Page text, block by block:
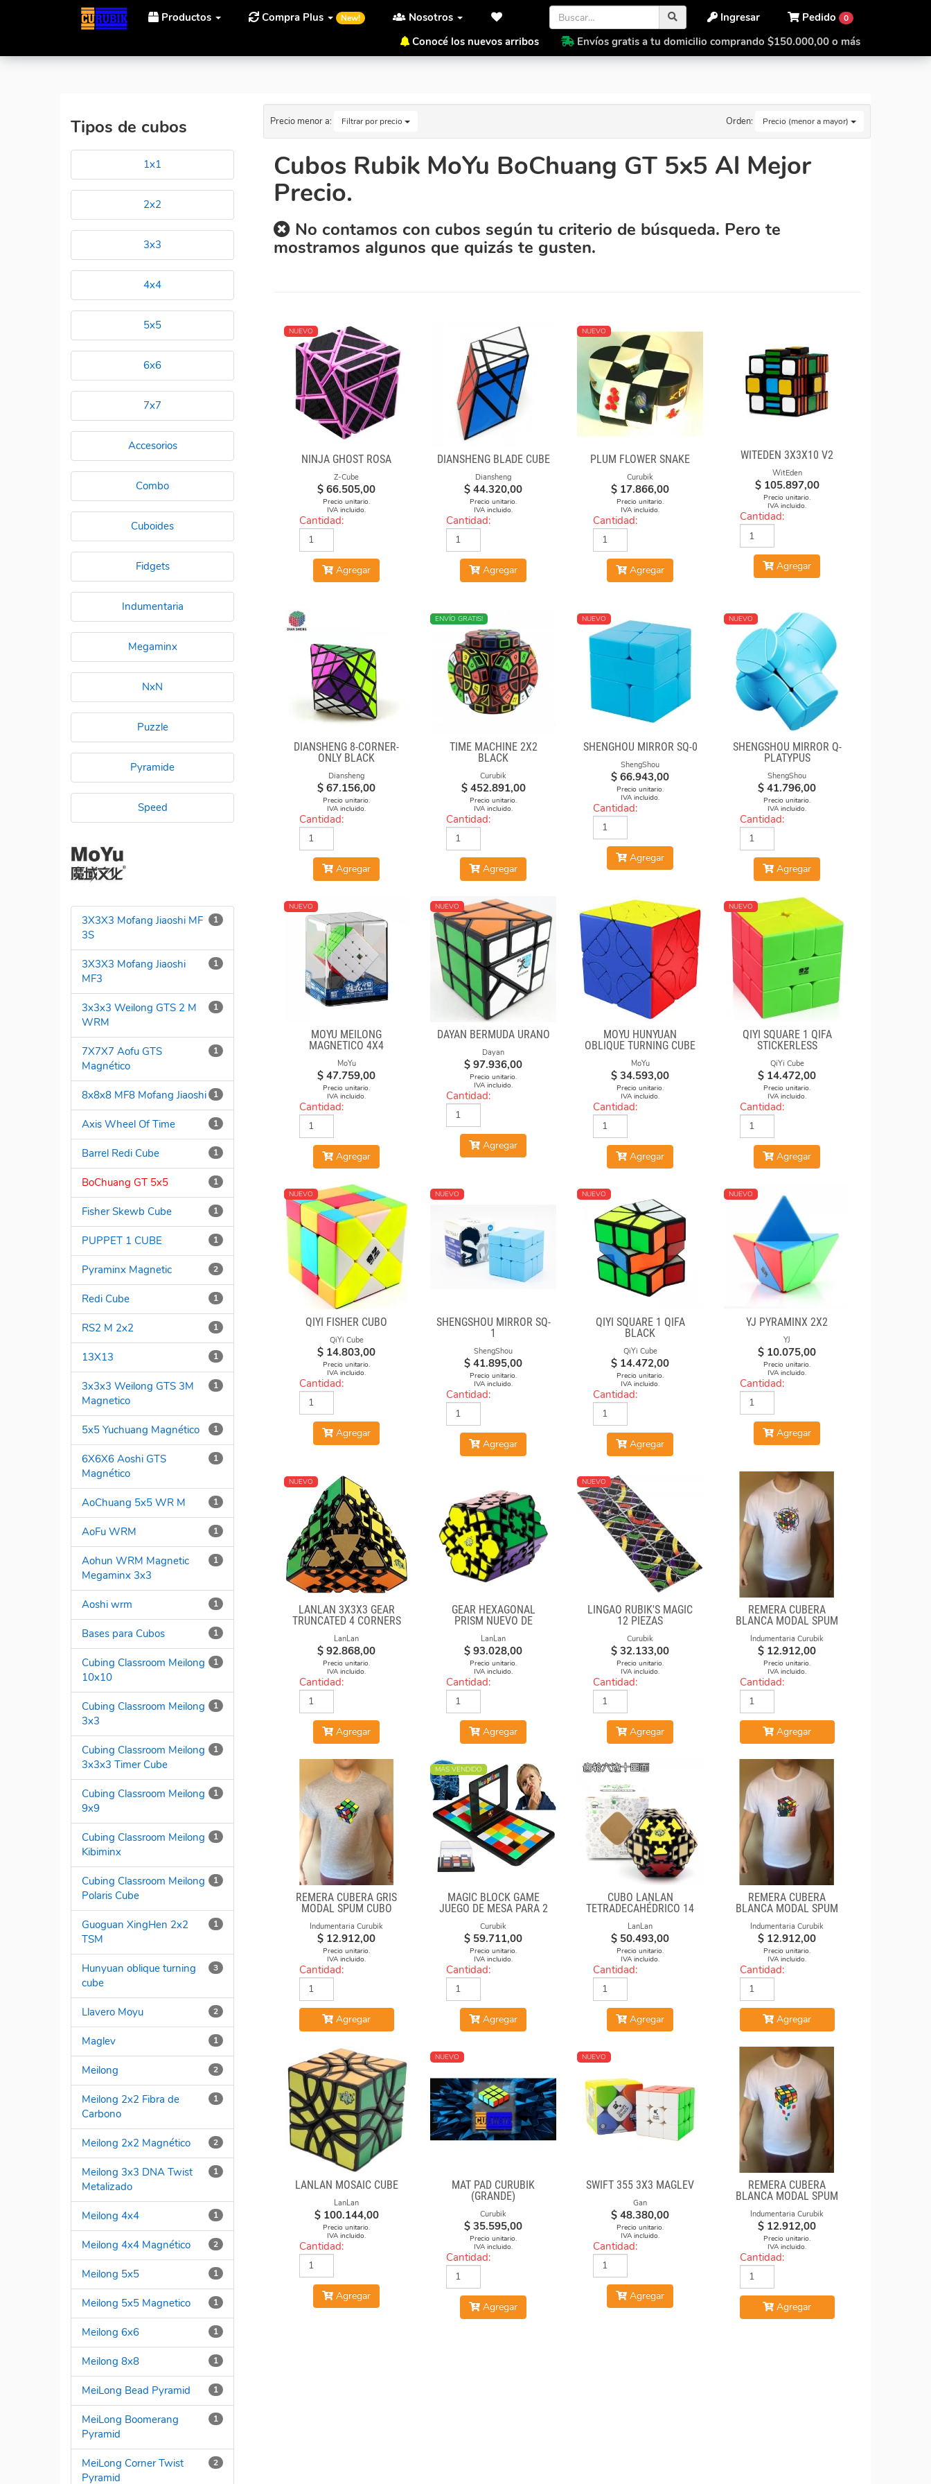
Productos Compra Plus New! Nosotros Pedido 0
Ingresar
Conocé los nuevos arribos
Envíos gratis a tu domicilio comprando $150.000,00 o más
Tipos de cubos
1x1
2x2
3x3
4x4
5x5
6x6
7x7
Accesorios
Combo
Cuboides
Fidgets
Indumentaria
Megaminx
NxN
Puzzle
Pyramide
Speed
1
3X3X3 Mofang Jiaoshi MF
3S
1
3X3X3 Mofang Jiaoshi
MF3
1
3x3x3 Weilong GTS 2 M
WRM
1
7X7X7 Aofu GTS
Magnético
1
8x8x8 MF8 Mofang Jiaoshi
1
Axis Wheel Of Time
1
Barrel Redi Cube
1
BoChuang GT 5x5
1
Fisher Skewb Cube
1
PUPPET 1 CUBE
2
Pyraminx Magnetic
1
Redi Cube
1
RS2 M 2x2
1
13X13
1
3x3x3 Weilong GTS 3M
Magnetico
1
5x5 Yuchuang Magnético
1
6X6X6 Aoshi GTS
Magnético
1
AoChuang 5x5 WR M
1
AoFu WRM
1
Aohun WRM Magnetic
Megaminx 3x3
1
Aoshi wrm
1
Bases para Cubos
1
Cubing Classroom Meilong
10x10
1
Cubing Classroom Meilong
3x3
1
Cubing Classroom Meilong
3x3x3 Timer Cube
1
Cubing Classroom Meilong
9x9
1
Cubing Classroom Meilong
Kibiminx
1
Cubing Classroom Meilong
Polaris Cube
1
Guoguan XingHen 2x2
TSM
3
Hunyuan oblique turning
cube
2
Llavero Moyu
1
Maglev
2
Meilong
1
Meilong 2x2 Fibra de
Carbono
2
Meilong 2x2 Magnético
1
Meilong 3x3 DNA Twist
Metalizado
1
Meilong 4x4
2
Meilong 4x4 Magnético
1
Meilong 5x5
1
Meilong 5x5 Magnetico
1
Meilong 6x6
1
Meilong 8x8
1
MeiLong Bead Pyramid
1
MeiLong Boomerang
Pyramid
2
MeiLong Corner Twist
Pyramid
Precio menor a: Filtrar por precio Orden: Precio (menor a mayor)
Cubos Rubik MoYu BoChuang GT 5x5 Al Mejor
Precio.
No contamos con cubos según tu criterio de búsqueda. Pero te
mostramos algunos que quizás te gusten.
NUEVO
NINJA GHOST ROSA
Z-Cube
$ 66.505,00
Precio unitario.
IVA incluido.
Cantidad:
Agregar
DIANSHENG BLADE CUBE
Diansheng
$ 44.320,00
Precio unitario.
IVA incluido.
Cantidad:
Agregar
NUEVO
PLUM FLOWER SNAKE
Curubik
$ 17.866,00
Precio unitario.
IVA incluido.
Cantidad:
Agregar
WITEDEN 3X3X10 V2
WitEden
$ 105.897,00
Precio unitario.
IVA incluido.
Cantidad:
Agregar
DIANSHENG 8-CORNER-
ONLY BLACK
Diansheng
$ 67.156,00
Precio unitario.
IVA incluido.
Cantidad:
Agregar
NUEVO
ENVÍO GRATIS!
TIME MACHINE 2X2
BLACK
Curubik
$ 452.891,00
Precio unitario.
IVA incluido.
Cantidad:
Agregar
NUEVO
SHENGHOU MIRROR SQ-0
ShengShou
$ 66.943,00
Precio unitario.
IVA incluido.
Cantidad:
Agregar
NUEVO
SHENGSHOU MIRROR Q-
PLATYPUS
ShengShou
$ 41.796,00
Precio unitario.
IVA incluido.
Cantidad:
Agregar
NUEVO
MOYU MEILONG
MAGNETICO 4X4
MoYu
$ 47.759,00
Precio unitario.
IVA incluido.
Cantidad:
Agregar
NUEVO
DAYAN BERMUDA URANO
Dayan
$ 97.936,00
Precio unitario.
IVA incluido.
Cantidad:
Agregar
MOYU HUNYUAN
OBLIQUE TURNING CUBE
2 MIUP SKEWB
MoYu
$ 34.593,00
Precio unitario.
IVA incluido.
Cantidad:
Agregar
NUEVO
QIYI SQUARE 1 QIFA
STICKERLESS
QiYi Cube
$ 14.472,00
Precio unitario.
IVA incluido.
Cantidad:
Agregar
NUEVO
QIYI FISHER CUBO
QiYi Cube
$ 14.803,00
Precio unitario.
IVA incluido.
Cantidad:
Agregar
NUEVO
SHENGSHOU MIRROR SQ-
1
ShengShou
$ 41.895,00
Precio unitario.
IVA incluido.
Cantidad:
Agregar
NUEVO
QIYI SQUARE 1 QIFA
BLACK
QiYi Cube
$ 14.472,00
Precio unitario.
IVA incluido.
Cantidad:
Agregar
NUEVO
YJ PYRAMINX 2X2
YJ
$ 10.075,00
Precio unitario.
IVA incluido.
Cantidad:
Agregar
NUEVO
LANLAN 3X3X3 GEAR
TRUNCATED 4 CORNERS
LanLan
$ 92.868,00
Precio unitario.
IVA incluido.
Cantidad:
Agregar
GEAR HEXAGONAL
PRISM NUEVO DE
LANLAN
LanLan
$ 93.028,00
Precio unitario.
IVA incluido.
Cantidad:
Agregar
NUEVO
LINGAO RUBIK'S MAGIC
12 PIEZAS
Curubik
$ 32.133,00
Precio unitario.
IVA incluido.
Cantidad:
Agregar
REMERA CUBERA
BLANCA MODAL SPUM
CUBO CON FORMULAS
Indumentaria Curubik
$ 12.912,00
Precio unitario.
IVA incluido.
Cantidad:
Agregar
REMERA CUBERA GRIS
MODAL SPUM CUBO
Indumentaria Curubik
$ 12.912,00
Precio unitario.
IVA incluido.
Cantidad:
Agregar
MÁS VENDIDO
MAGIC BLOCK GAME
JUEGO DE MESA PARA 2
Curubik
$ 59.711,00
Precio unitario.
IVA incluido.
Cantidad:
Agregar
CUBO LANLAN
TETRADECAHÉDRICO 14
FACES GEAR CUBE
BLACK
LanLan
$ 50.493,00
Precio unitario.
IVA incluido.
Cantidad:
Agregar
REMERA CUBERA
BLANCA MODAL SPUM
CUBO FUEGO
Indumentaria Curubik
$ 12.912,00
Precio unitario.
IVA incluido.
Cantidad:
Agregar
LANLAN MOSAIC CUBE
LanLan
$ 100.144,00
Precio unitario.
IVA incluido.
Cantidad:
Agregar
NUEVO
MAT PAD CURUBIK
(GRANDE)
Curubik
$ 35.595,00
Precio unitario.
IVA incluido.
Cantidad:
Agregar
NUEVO
SWIFT 355 3X3 MAGLEV
Gan
$ 48.380,00
Precio unitario.
IVA incluido.
Cantidad:
Agregar
REMERA CUBERA
BLANCA MODAL SPUM
Indumentaria Curubik
$ 12.912,00
Precio unitario.
IVA incluido.
Cantidad:
Agregar